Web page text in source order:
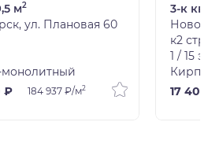
м2
ул. Плановая 60
₽
184 937 ₽/м2
3-к
к2 стр
1 / 15
17